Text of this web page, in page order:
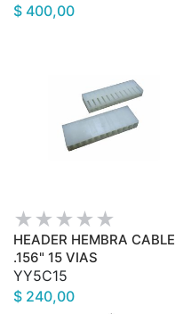
$ 400,00
HEADER HEMBRA CABLE
.156" 15 VIAS
YY5C15
$ 240,00